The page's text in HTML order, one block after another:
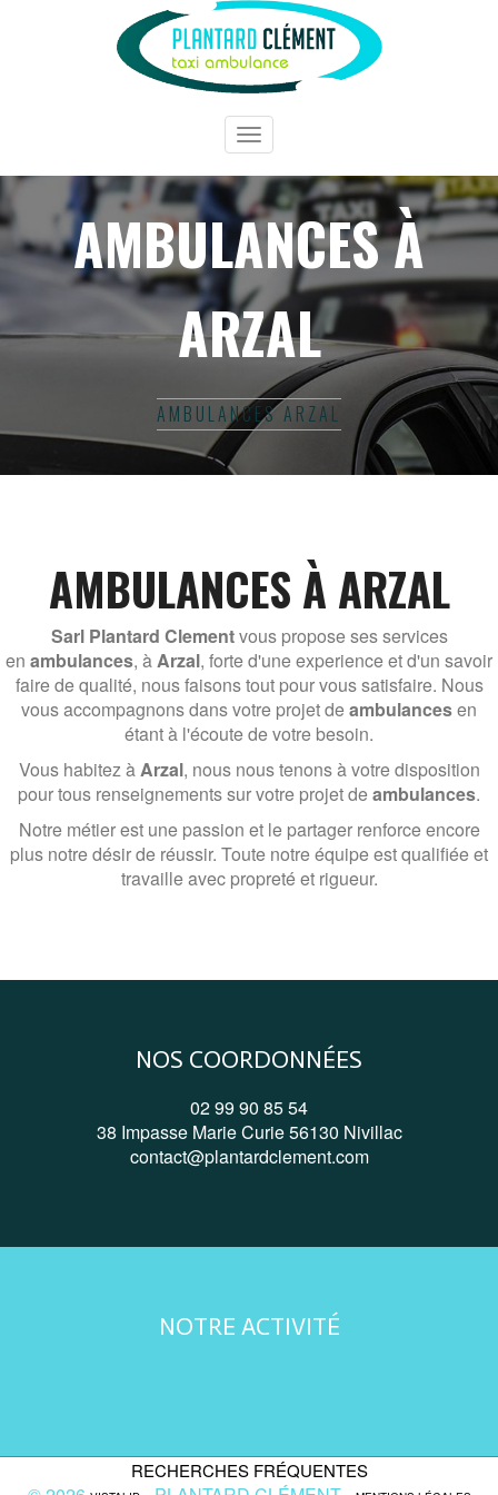
Toggle
AMBULANCES À
ARZAL
AMBULANCES ARZAL
AMBULANCES À ARZAL
Sarl Plantard Clementvous propose ses services
en ambulances, àArzal, forte d'une experience et d'un savoir
faire de qualité, nous faisons tout pour vous satisfaire. Nous
vous accompagnons dans votre projet deambulancesen
étant à l'écoute de votre besoin.
Vous habitez àArzal, nous nous tenons à votre disposition
pour tous renseignements sur votre projet deambulances.
Notre métier est une passion et le partager renforce encore
plus notre désir de réussir. Toute notre équipe est qualifiée et
travaille avec propreté et rigueur.
NOS COORDONNÉES
02 99 90 85 54
38 Impasse Marie Curie 56130 Nivillac
contact@plantardclement.com
NOTRE ACTIVITÉ
RECHERCHES FRÉQUENTES